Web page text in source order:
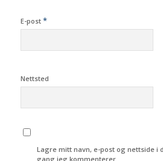
E-post *
Nettsted
Lagre mitt navn, e-post og nettside i
gang jeg kommenterer.